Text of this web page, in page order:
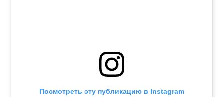
Посмотреть эту публикацию в Instagram